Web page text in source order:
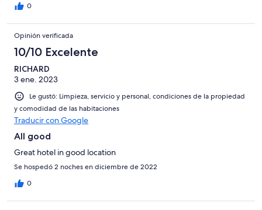
0
Opinión verificada
10/10 Excelente
RICHARD
3 ene. 2023
Le gustó: Limpieza, servicio y personal, condiciones de la propiedad
y comodidad de las habitaciones
Traducir con Google
All good
Great hotel in good location
Se hospedó 2 noches en diciembre de 2022
0